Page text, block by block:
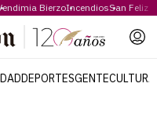
BierzoIncendiosSan Feliz
DEPORTESGENTECULTURA